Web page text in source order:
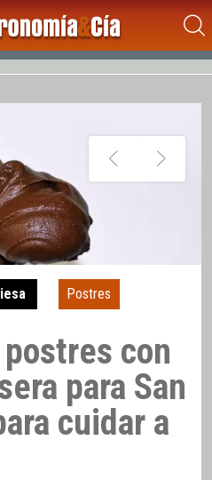
Postres
con
para San
cuidar a